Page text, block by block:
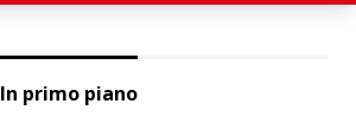
In primo piano